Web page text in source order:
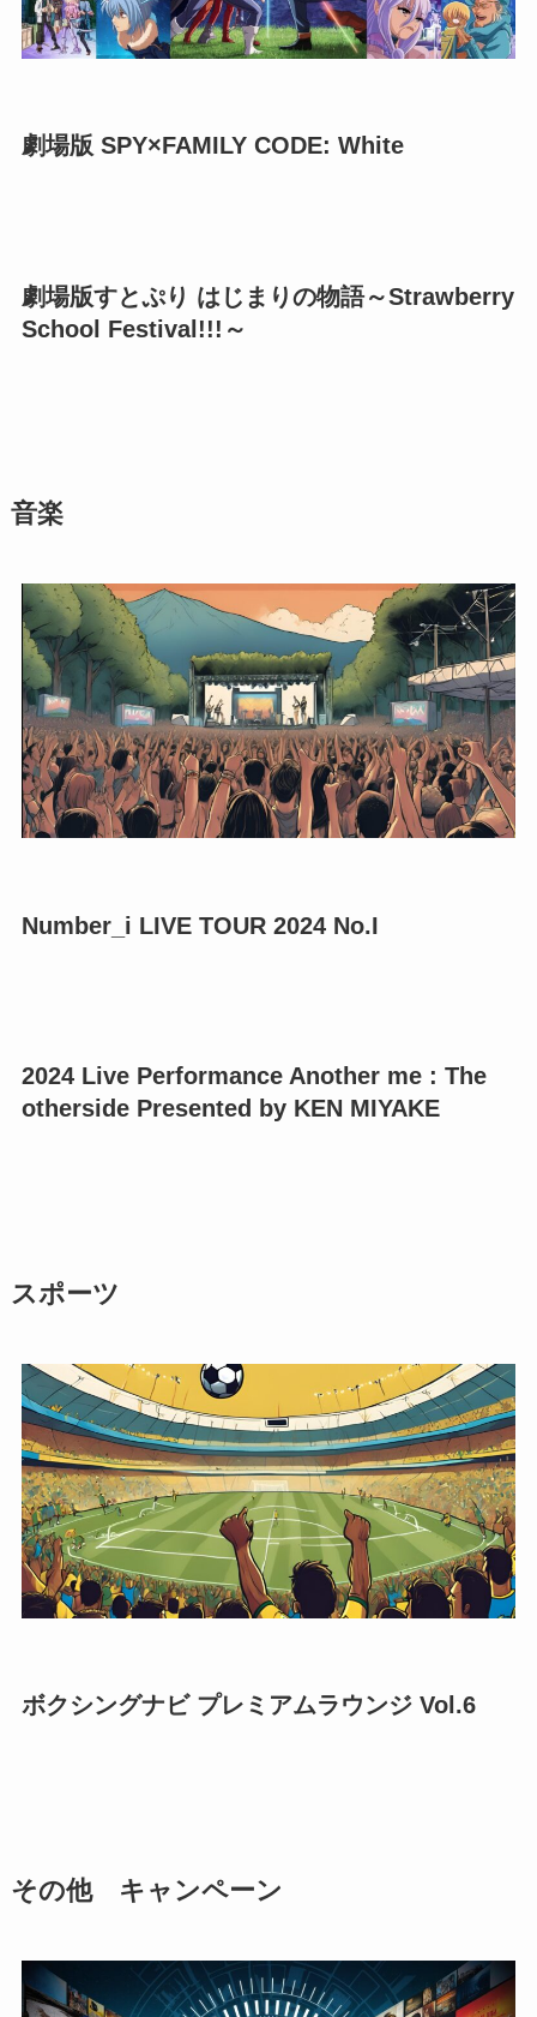
劇場版 SPY×FAMILY CODE: White
劇場版すとぷり はじまりの物語～Strawberry
School Festival!!!～
音楽
Number_i LIVE TOUR 2024 No.I
2024 Live Performance Another me : The
otherside Presented by KEN MIYAKE
スポーツ
ボクシングナビ プレミアムラウンジ Vol.6
その他 キャンペーン